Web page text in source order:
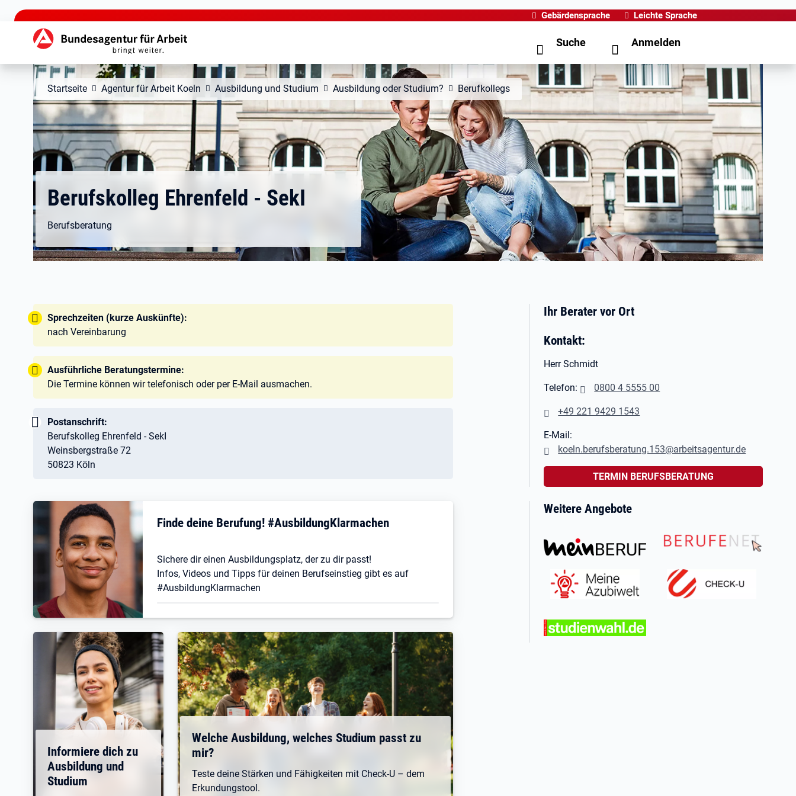
zu den Hauptinhalten springen
Gebärdensprache Leichte Sprache
Hauptnavigation Suche Anmelden
Startseite Agentur für Arbeit Koeln Ausbildung und Studium Ausbildung oder Studium? Berufkollegs
Berufskolleg Ehrenfeld - SekI
Berufsberatung
Tipp:
Sprechzeiten (kurze Auskünfte):
nach Vereinbarung
Tipp:
Ausführliche Beratungstermine:
Die Termine können wir telefonisch oder per E-Mail ausmachen.
Wichtig:
Postanschrift:
Berufskolleg Ehrenfeld - SekI
Weinsbergstraße 72
50823 Köln
Ihr Berater vor Ort
Kontakt:
Herr Schmidt
Telefon: 0800 4 5555 00
+49 221 9429 1543
E-Mail:
koeln.berufsberatung.153@arbeitsagentur.de
TERMIN BERUFSBERATUNG
Finde deine Berufung! #AusbildungKlarmachen
Sichere dir einen Ausbildungsplatz, der zu dir passt!
Infos, Videos und Tipps für deinen Berufseinstieg gibt es auf
#AusbildungKlarmachen
Informiere dich zu
Ausbildung und
Studium
Welche Ausbildung, welches Studium passt zu
mir?
Teste deine Stärken und Fähigkeiten mit Check-U – dem
Erkundungstool.
Weitere Angebote